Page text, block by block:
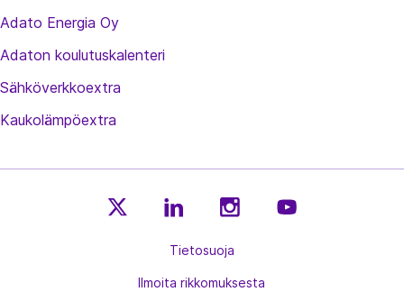
Adato Energia Oy
Adaton koulutuskalenteri
Sähköverkkoextra
Kaukolämpöextra
e
n
e
Tietosuoja
Ilmoita rikkomuksesta